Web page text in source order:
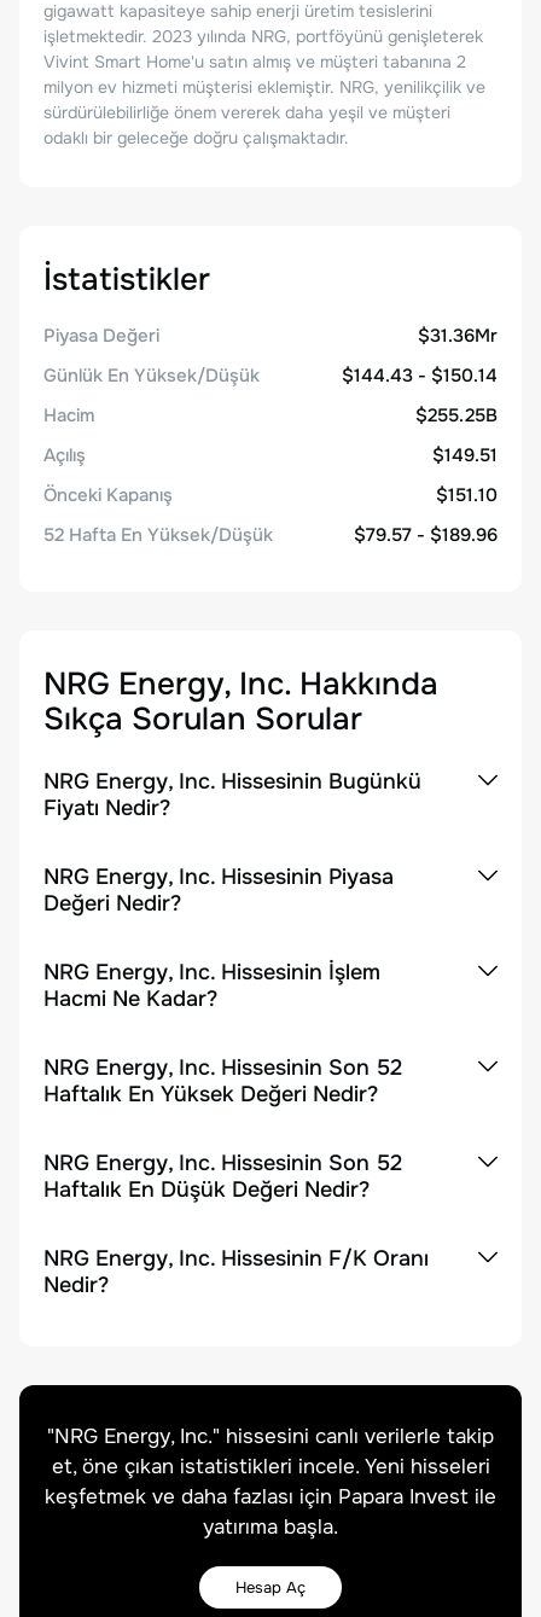
gigawatt kapasiteye sahip enerji üretim tesislerini
işletmektedir. 2023 yılında NRG, portföyünü genişleterek
Vivint Smart Home'u satın almış ve müşteri tabanına 2
milyon ev hizmeti müşterisi eklemiştir. NRG, yenilikçilik ve
sürdürülebilirliğe önem vererek daha yeşil ve müşteri
odaklı bir geleceğe doğru çalışmaktadır.
İstatistikler
Piyasa Değeri
$31.36Mr
Günlük En Yüksek/Düşük
$144.43 - $150.14
Hacim
$255.25B
Açılış
$149.51
Önceki Kapanış
$151.10
52 Hafta En Yüksek/Düşük
$79.57 - $189.96
NRG Energy, Inc. Hakkında
Sıkça Sorulan Sorular
NRG Energy, Inc. Hissesinin Bugünkü
Fiyatı Nedir?
NRG Energy, Inc. Hissesinin Piyasa
Değeri Nedir?
NRG Energy, Inc. Hissesinin İşlem
Hacmi Ne Kadar?
NRG Energy, Inc. Hissesinin Son 52
Haftalık En Yüksek Değeri Nedir?
NRG Energy, Inc. Hissesinin Son 52
Haftalık En Düşük Değeri Nedir?
NRG Energy, Inc. Hissesinin F/K Oranı
Nedir?
"NRG Energy, Inc." hissesini canlı verilerle takip
et, öne çıkan istatistikleri incele. Yeni hisseleri
keşfetmek ve daha fazlası için Papara Invest ile
yatırıma başla.
Hesap Aç